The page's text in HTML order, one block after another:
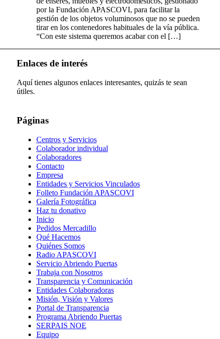
por la Fundación APASCOVI, para facilitar la
gestión de los objetos voluminosos que no se pueden
tirar en los contenedores habituales de la vía pública.
“Con este sistema queremos acabar con el […]
Enlaces de interés
Aquí tienes algunos enlaces interesantes, quizás te sean
útiles.
Páginas
Centros y Servicios
Colaborador individual
Colaboradores
Contacto
Empresa
Entidades y Servicios Vinculados
Folleto Fundación APASCOVI
Galería Fotográfica
Haz tu donativo
Inicio
Pedidos Mercadillo
Qué Hacemos
Quiénes Somos
Radio APASCOVI
Servicio Abriendo Puertas
Trabaja con Nosotros
Transparencia y Comunicación
Entidades Colaboradoras
Misión, Visión y Valores
Portal de Transparencia
Programa Abriendo Puertas
SERPAIS NOE
Equipo